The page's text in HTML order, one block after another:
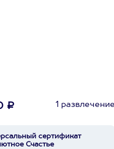
₽ 1
сертификат
Счастье